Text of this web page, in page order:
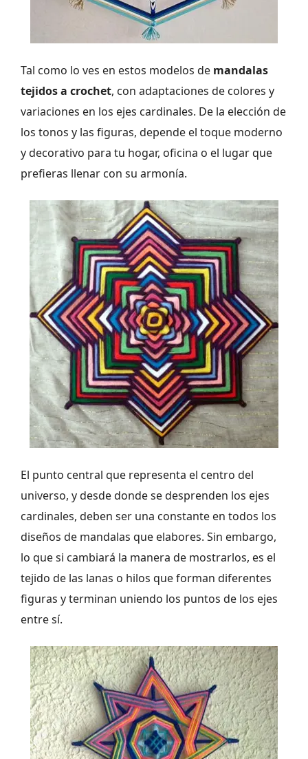
Tal como lo ves en estos modelos de mandalas
tejidos a crochet, con adaptaciones de colores y
variaciones en los ejes cardinales. De la elección de
los tonos y las figuras, depende el toque moderno
y decorativo para tu hogar, oficina o el lugar que
prefieras llenar con su armonía.
El punto central que representa el centro del
universo, y desde donde se desprenden los ejes
cardinales, deben ser una constante en todos los
diseños de mandalas que elabores. Sin embargo,
lo que si cambiará la manera de mostrarlos, es el
tejido de las lanas o hilos que forman diferentes
figuras y terminan uniendo los puntos de los ejes
entre sí.